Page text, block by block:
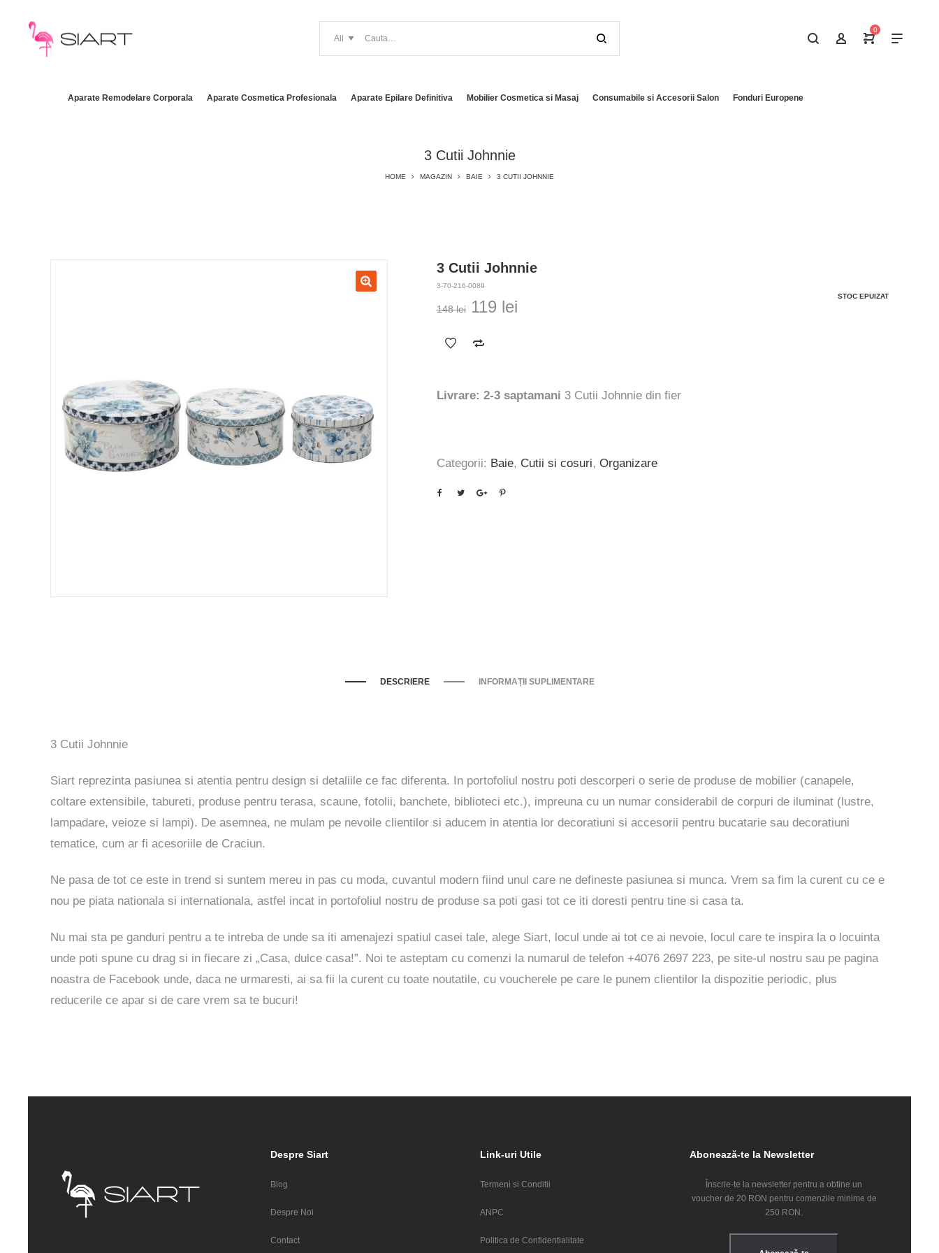
0
Aparate Remodelare Corporala Aparate Cosmetica Profesionala Aparate Epilare Definitiva Mobilier Cosmetica si Masaj Consumabile si Accesorii Salon Fonduri Europene
3 Cutii Johnnie
HOME MAGAZIN BAIE 3 CUTII JOHNNIE
3 Cutii Johnnie
3-70-216-0089
STOC EPUIZAT
148lei Prețul
a
119 leiPrețul
Livrare: 2-3 saptamani 3 Cutii Johnnie din fier
Categorii: Baie, Cutii si cosuri, Organizare
DESCRIERE INFORMAȚII SUPLIMENTARE
3 Cutii Johnnie
Siart reprezinta pasiunea si atentia pentru design si detaliile ce fac diferenta. In portofoliul nostru poti descorperi o serie de produse de mobilier (canapele,
coltare extensibile, tabureti, produse pentru terasa, scaune, fotolii, banchete, biblioteci etc.), impreuna cu un numar considerabil de corpuri de iluminat (lustre,
lampadare, veioze si lampi). De asemnea, ne mulam pe nevoile clientilor si aducem in atentia lor decoratiuni si accesorii pentru bucatarie sau decoratiuni
tematice, cum ar fi acesoriile de Craciun.
Ne pasa de tot ce este in trend si suntem mereu in pas cu moda, cuvantul modern fiind unul care ne defineste pasiunea si munca. Vrem sa fim la curent cu ce e
nou pe piata nationala si internationala, astfel incat in portofoliul nostru de produse sa poti gasi tot ce iti doresti pentru tine si casa ta.
Nu mai sta pe ganduri pentru a te intreba de unde sa iti amenajezi spatiul casei tale, alege Siart, locul unde ai tot ce ai nevoie, locul care te inspira la o locuinta
unde poti spune cu drag si in fiecare zi „Casa, dulce casa!”. Noi te asteptam cu comenzi la numarul de telefon +4076 2697 223, pe site-ul nostru sau pe pagina
noastra de Facebook unde, daca ne urmaresti, ai sa fii la curent cu toate noutatile, cu voucherele pe care le punem clientilor la dispozitie periodic, plus
reducerile ce apar si de care vrem sa te bucuri!
Despre Siart
Blog
Despre Noi
Contact
Link-uri Utile
Termeni si Conditii
ANPC
Politica de Confidentialitate
Abonează-te la Newsletter
Înscrie-te la newsletter pentru a obtine un
voucher de 20 RON pentru comenzile minime de
250 RON.